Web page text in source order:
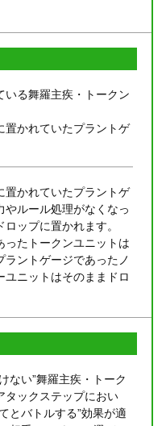
いる舞羅主疾・トークン
置かれていたプラントゲ
置かれていたプラントゲ
やルール処理がなくなっ
ップに置かれます。
ったトークンユニットは
ラントゲージであったノ
ユニットはそのままドロ
ない”舞羅主疾・トーク
タックステップにおい
とバトルする”効果が適